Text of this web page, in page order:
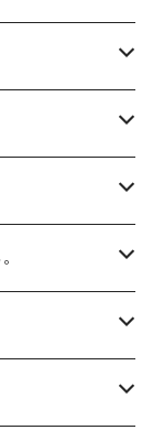
し
）
で染めた素材
る